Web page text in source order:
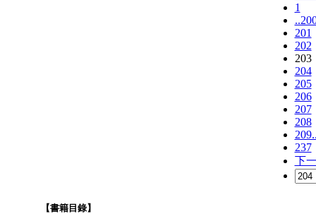
1
201
202
203
204
205
206
207
208
237
下
【書籍目錄】